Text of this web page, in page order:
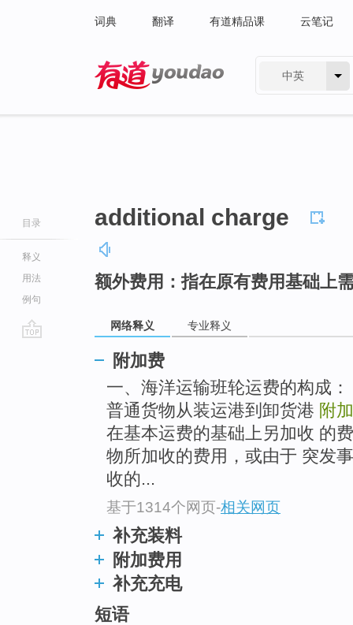
词典 翻译 有道精品课 云笔记
中英
目录
释义
用法
例句
additional charge
额外费用：指在原有费用基础上
网络释义 专业释义
附加费
一、海洋运输班轮运费的构成
普通货物从装运港到卸货港 附
在基本运费的基础上另加收 的
物所加收的费用，或由于 突发
收的...
基于1314个网页-相关网页
补充装料
附加费用
补充充电
短语